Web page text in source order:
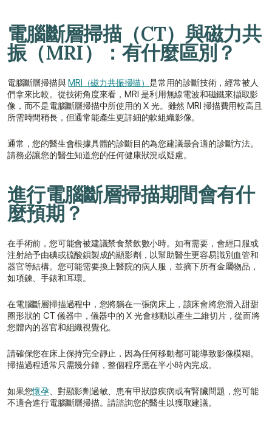
電腦斷層掃描（CT）與磁力共
振（MRI）：有什麼區別？
電腦斷層掃描與 MRI（磁力共振掃描）是常用的診斷技術，經常被人
們拿來比較。從技術角度來看，MRI 是利用無線電波和磁鐵來擷取影
像，而不是電腦斷層掃描中所使用的 X 光。雖然 MRI 掃描費用較高且
所需時間稍長，但通常能產生更詳細的軟組織影像。
通常，您的醫生會根據具體的診斷目的為您建議最合適的診斷方法。
請務必讓您的醫生知道您的任何健康狀況或疑慮。
進行電腦斷層掃描期間會有什
麼預期？
在手術前，您可能會被建議禁食禁飲數小時。如有需要，會經口服或
注射給予由碘或硫酸鋇製成的顯影劑，以幫助醫生更容易識別血管和
器官等結構。您可能需要換上醫院的病人服，並摘下所有金屬物品，
如項鍊、手錶和耳環。
在電腦斷層掃描過程中，您將躺在一張病床上，該床會將您滑入甜甜
圈形狀的 CT 儀器中，儀器中的 X 光會移動以產生二維切片，從而將
您體內的器官和組織視覺化。
請確保您在床上保持完全靜止，因為任何移動都可能導致影像模糊。
掃描過程通常只需幾分鐘，整個程序應在半小時內完成。
如果您懷孕、對顯影劑過敏、患有甲狀腺疾病或有腎臟問題，您可能
不適合進行電腦斷層掃描。請諮詢您的醫生以獲取建議。